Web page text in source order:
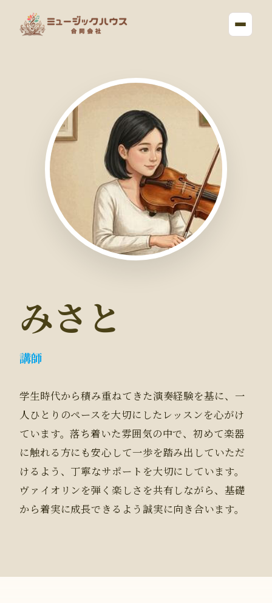
みさと
講師
学生時代から積み重ねてきた演奏経験を基に、一
人ひとりのペースを大切にしたレッスンを心がけ
ています。落ち着いた雰囲気の中で、初めて楽器
に触れる方にも安心して一歩を踏み出していただ
けるよう、丁寧なサポートを大切にしています。
ヴァイオリンを弾く楽しさを共有しながら、基礎
から着実に成長できるよう誠実に向き合います。